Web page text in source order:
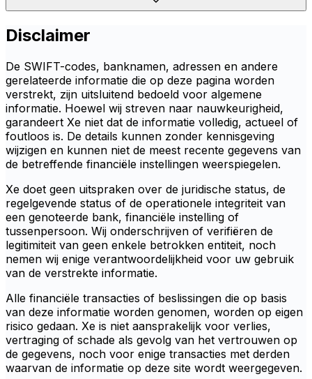
Disclaimer
De SWIFT-codes, banknamen, adressen en andere
gerelateerde informatie die op deze pagina worden
verstrekt, zijn uitsluitend bedoeld voor algemene
informatie. Hoewel wij streven naar nauwkeurigheid,
garandeert Xe niet dat de informatie volledig, actueel of
foutloos is. De details kunnen zonder kennisgeving
wijzigen en kunnen niet de meest recente gegevens van
de betreffende financiële instellingen weerspiegelen.
Xe doet geen uitspraken over de juridische status, de
regelgevende status of de operationele integriteit van
een genoteerde bank, financiële instelling of
tussenpersoon. Wij onderschrijven of verifiëren de
legitimiteit van geen enkele betrokken entiteit, noch
nemen wij enige verantwoordelijkheid voor uw gebruik
van de verstrekte informatie.
Alle financiële transacties of beslissingen die op basis
van deze informatie worden genomen, worden op eigen
risico gedaan. Xe is niet aansprakelijk voor verlies,
vertraging of schade als gevolg van het vertrouwen op
de gegevens, noch voor enige transacties met derden
waarvan de informatie op deze site wordt weergegeven.